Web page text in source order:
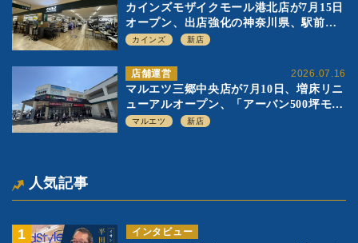
カインズモザイクモール港北店が7月15日
オープン、出店強化の神奈川県、駅前
SC2階の都市型小型店
カインズ 新店
2026.07.16
店舗運営
マルエツ三郷中央店が7月10日、増床リニ
ューアルオープン、「アーバン500坪モデ
ル」の実験を集大成、駅前立地受け、寿
マルエツ 新店
人気記事
インタビュー